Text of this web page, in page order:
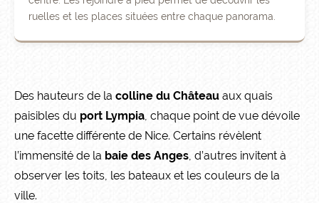
ruelles et les places situées entre chaque panorama.
Des hauteurs de la colline du Château aux quais
paisibles du port Lympia, chaque point de vue dévoile
une facette différente de Nice. Certains révèlent
l’immensité de la baie des Anges, d’autres invitent à
observer les toits, les bateaux et les couleurs de la
ville.